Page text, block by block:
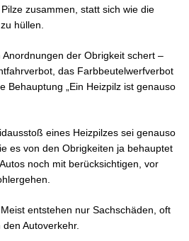
zusammen, statt sich wie die
hüllen.
der Obrigkeit schert –
das Farbbeutelwerfverbot
Behauptung „Ein Heizpilz ist genauso
eines Heizpilzes sei genauso
es von den Obrigkeiten ja behauptet
noch mit berücksichtigen, vor
entstehen nur Sachschäden, oft
Autoverkehr.